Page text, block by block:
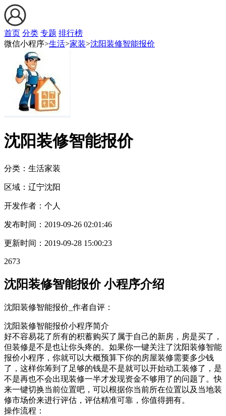
首页 分类 专题 排行榜
微信小程序>生活>家装>沈阳装修智能报价
沈阳装修智能报价
分类：生活家装
区域： 辽宁沈阳
开发作者： 个人
发布时间： 2019-09-26 02:01:46
更新时间： 2019-09-28 15:00:23
2673
沈阳装修智能报价 小程序介绍
沈阳装修智能报价_作者自评：
沈阳装修智能报价小程序简介
好不容易花了所有的积蓄购买了属于自己的新房，房是买了，
但装修是不是也让你头疼的。如果你一键关注了沈阳装修智能
报价小程序，你就可以大概预算下你的房屋装修需要多少钱
了，这样你筹到了足够的钱是不是就可以开始动工装修了，是
不是再也不会出现装修一半才发现资金不够用了的问题了。快
来一键切换当前位置吧，可以根据你当前所在位置以及当地装
修市场价来进行评估，评估精准可靠，你值得拥有。
操作流程：